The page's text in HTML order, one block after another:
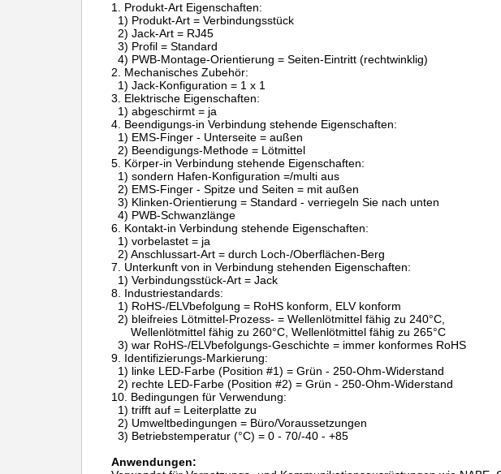
1. Produkt-Art Eigenschaften:
1) Produkt-Art = Verbindungsstück
2) Jack-Art = RJ45
3) Profil = Standard
4) PWB-Montage-Orientierung = Seiten-Eintritt (rechtwinklig)
2. Mechanisches Zubehör:
1) Jack-Konfiguration = 1 x 1
3. Elektrische Eigenschaften:
1) abgeschirmt = ja
4. Beendigungs-in Verbindung stehende Eigenschaften:
1) EMS-Finger - Unterseite = außen
2) Beendigungs-Methode = Lötmittel
5. Körper-in Verbindung stehende Eigenschaften:
1) sondern Hafen-Konfiguration =/multi aus
2) EMS-Finger - Spitze und Seiten = mit außen
3) Klinken-Orientierung = Standard - verriegeln Sie nach unten
4) PWB-Schwanzlänge
6. Kontakt-in Verbindung stehende Eigenschaften:
1) vorbelastet = ja
2) Anschlussart-Art = durch Loch-/Oberflächen-Berg
7. Unterkunft von in Verbindung stehenden Eigenschaften:
1) Verbindungsstück-Art = Jack
8. Industriestandards:
1) RoHS-/ELVbefolgung = RoHS konform, ELV konform
2) bleifreies Lötmittel-Prozess- = Wellenlötmittel fähig zu 240°C,
Wellenlötmittel fähig zu 260°C, Wellenlötmittel fähig zu 265°C
3) war RoHS-/ELVbefolgungs-Geschichte = immer konformes RoHS
9. Identifizierungs-Markierung:
1) linke LED-Farbe (Position #1) = Grün - 250-Ohm-Widerstand
2) rechte LED-Farbe (Position #2) = Grün - 250-Ohm-Widerstand
10. Bedingungen für Verwendung:
1) trifft auf = Leiterplatte zu
2) Umweltbedingungen = Büro/Voraussetzungen
3) Betriebstemperatur (°C) = 0 - 70/-40 - +85
Anwendungen: